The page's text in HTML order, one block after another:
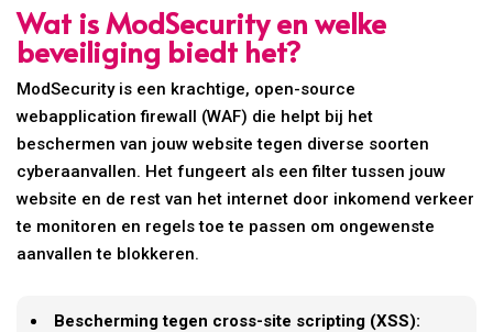
Wat is ModSecurity en welke
beveiliging biedt het?
ModSecurity is een krachtige, open-source
webapplication firewall (WAF) die helpt bij het
beschermen van jouw website tegen diverse soorten
cyberaanvallen. Het fungeert als een filter tussen jouw
website en de rest van het internet door inkomend verkeer
te monitoren en regels toe te passen om ongewenste
aanvallen te blokkeren.
Bescherming tegen cross-site scripting (XSS):